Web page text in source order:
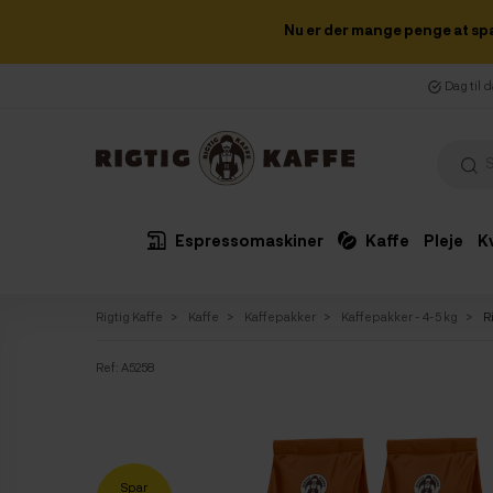
Nu er der mange penge at
Dag til
Espressomaskiner Kaffe Pleje
Rigtig Kaffe Kaffe Kaffepakker Kaffepakker - 4-5 kg
Ref: A5258
Spar